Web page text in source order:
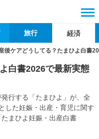
旅行 経済
後ケアどうしてる？たまひよ白書
白書2026で最新実態
行する「たまひよ」が、全
した妊娠・出産・育児に関す
まひよ妊娠・出産白書